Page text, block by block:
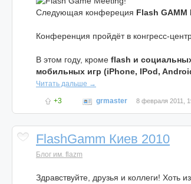
Следующая конфереция Flash GAMM
Конференция пройдёт в конгресс-
В этом году, кроме flash и
мобильных игр (iPhone, IPod,
Читать дальше →
+3 grmaster 8 февраля 2011,
FlashGamm Киев 2010
Блог им. flazm
Здравствуйте, друзья и коллеги! Хоть